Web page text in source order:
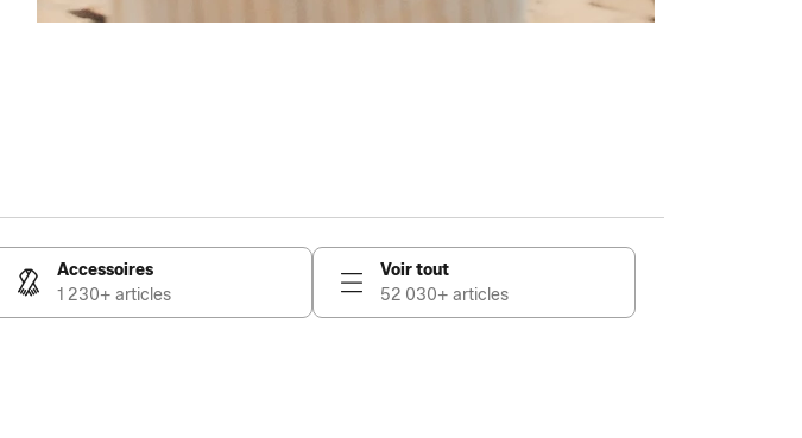
Accessoires
1 230+ articles
Voir tout
52 030+ articles